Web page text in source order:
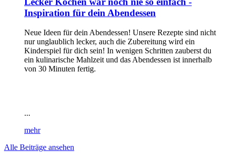
Inspiration für dein Abendessen
Neue Ideen für dein Abendessen! Unsere Rezepte sind nicht
nur unglaublich lecker, auch die Zubereitung wird ein
Kinderspiel für dich sein! In wenigen Schritten zauberst du
ein kulinarische Mahlzeit und das Abendessen ist innerhalb
von 30 Minuten fertig.
...
mehr
Alle Beiträge ansehen